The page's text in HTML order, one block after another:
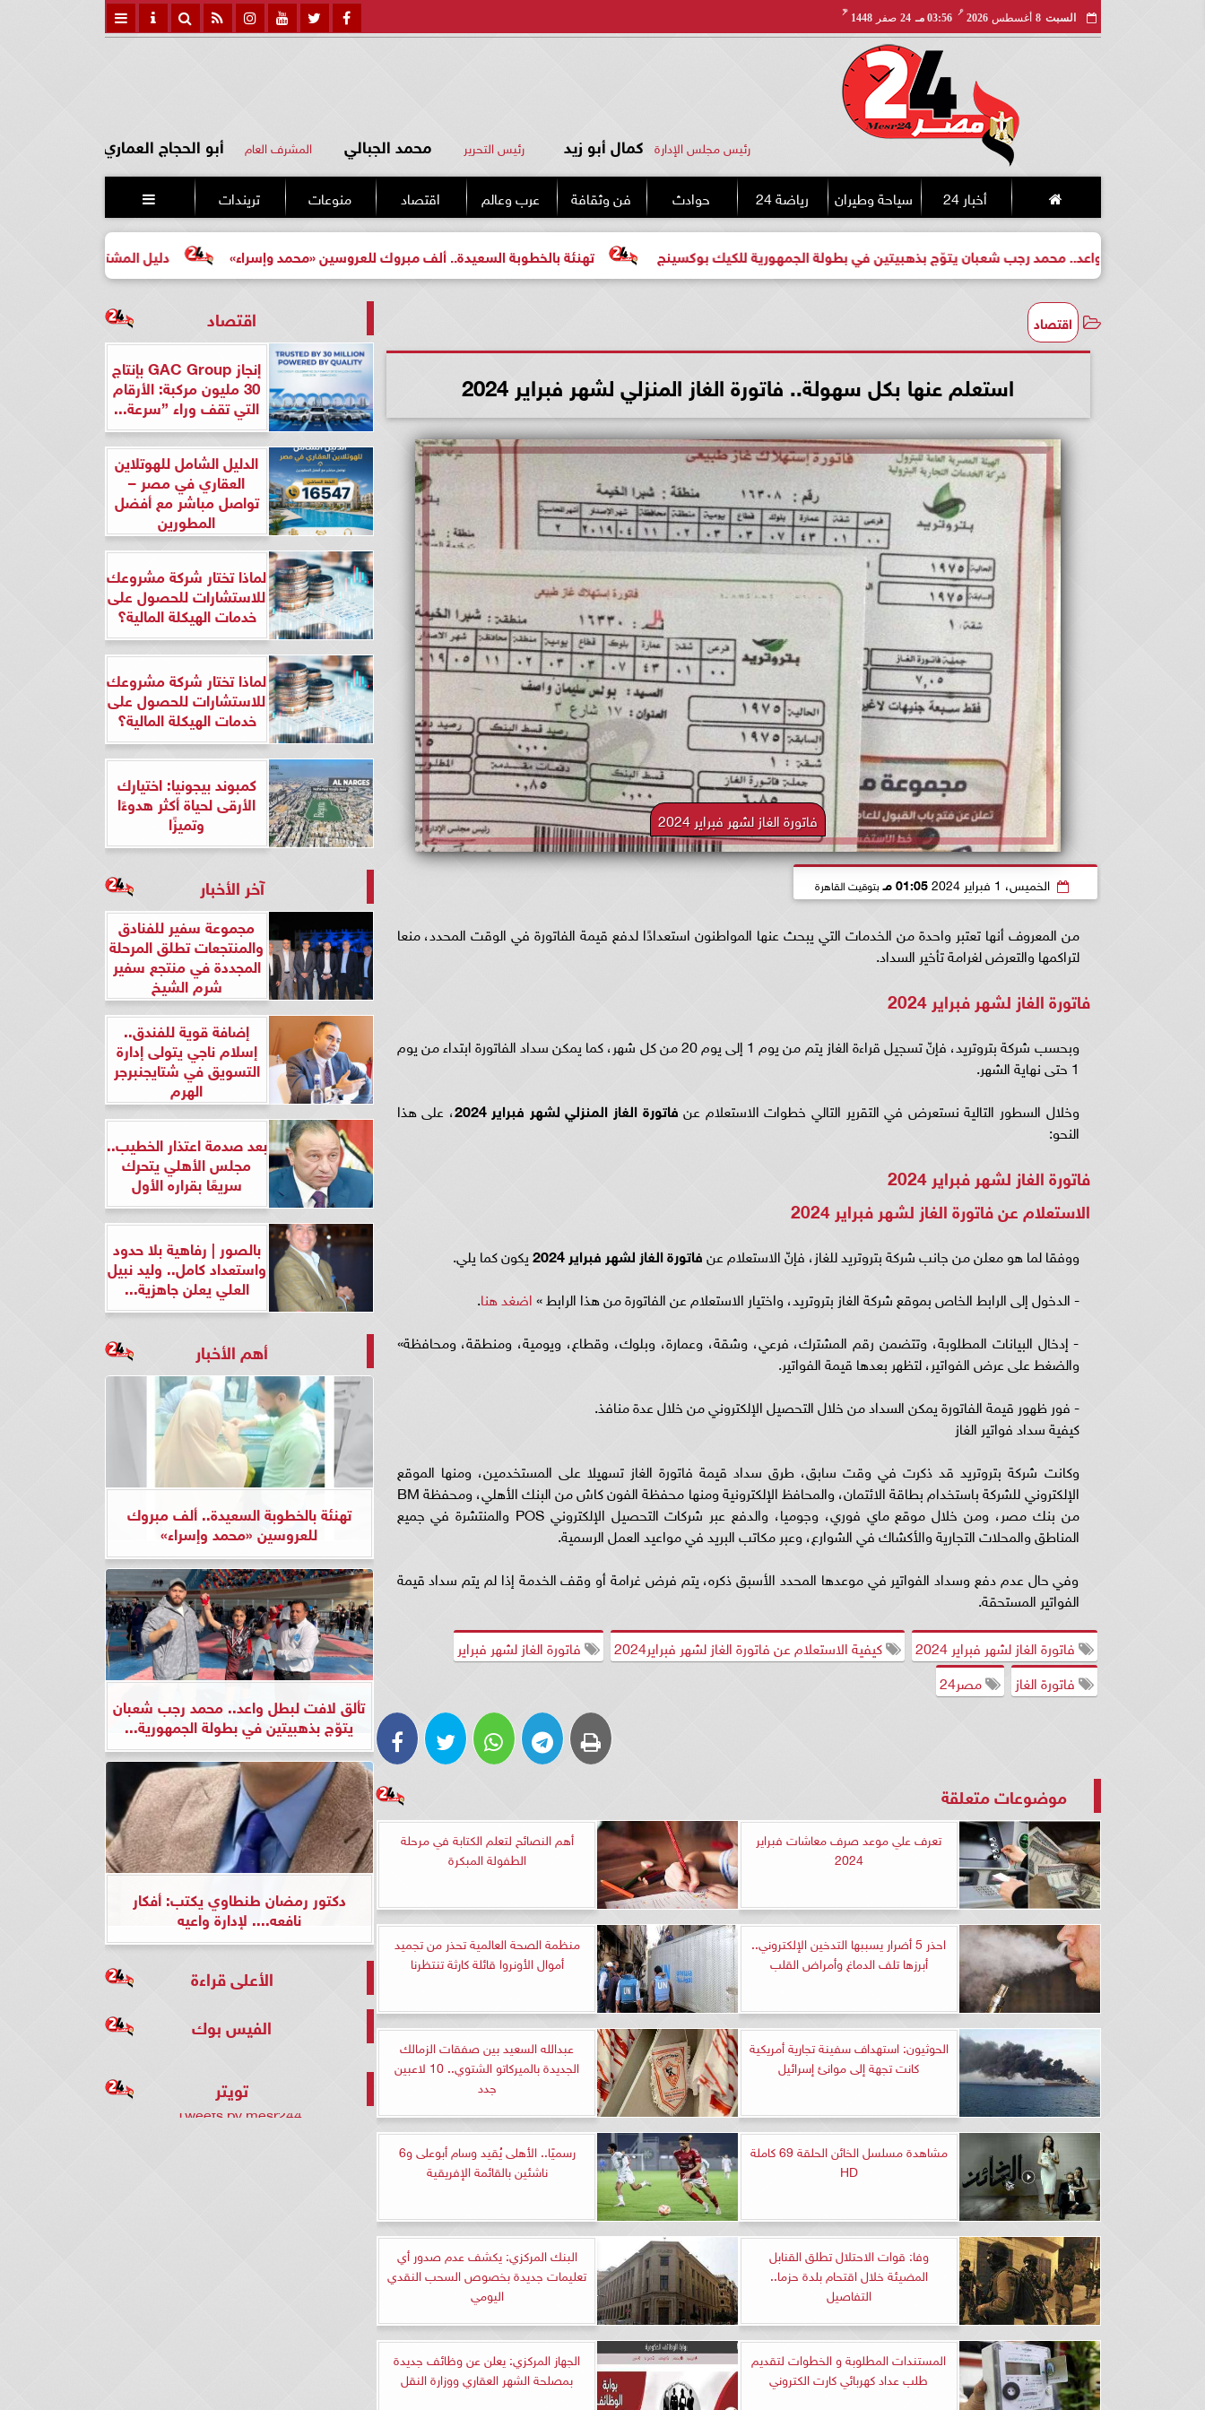
السبت 8 أغسطس 2026
مـ
03:56 مـ 24 صفر 1448
هـ
رئيس مجلس الإدارة كمال أبو زيد رئيس التحرير محمد الجبالي المشرف العام أبو الحجاج العماري
أخبار 24 سياحة وطيران رياضة 24 حوادث فن وثقافة عرب وعالم اقتصاد منوعات تريندات 
دليل المشتري لأول مرة لاختيار مشروع تهنئة بالخطوبة السعيدة.. ألف مبروك للعروسين «محمد وإسراء» واعد.. محمد رجب شعبان يتوّج بذهبيتين في بطولة الجمهورية للكيك بوكسينج
اقتصاد
استعلم عنها بكل سهولة.. فاتورة الغاز المنزلي لشهر فبراير 2024
فاتورة الغاز لشهر فبراير 2024
الخميس، 1 فبراير 2024 01:05 مـ بتوقيت القاهرة
من المعروف أنها تعتبر واحدة من الخدمات التي يبحث عنها المواطنون استعدادًا لدفع قيمة الفاتورة في الوقت المحدد، منعا
لتراكمها والتعرض لغرامة تأخير السداد.
فاتورة الغاز لشهر فبراير 2024
وبحسب شركة بتروتريد، فإنّ تسجيل قراءة الغاز يتم من يوم 1 إلى يوم 20 من كل شهر، كما يمكن سداد الفاتورة ابتداء من يوم
1 حتى نهاية الشهر.
وخلال السطور التالية نستعرض في التقرير التالي خطوات الاستعلام عن فاتورة الغاز المنزلي لشهر فبراير 2024
، على هذا
النحو:
فاتورة الغاز لشهر فبراير 2024
الاستعلام عن فاتورة الغاز لشهر فبراير 2024
ووفقا لما هو معلن من جانب شركة بتروتريد للغاز، فإنّ الاستعلام عنفاتورة الغاز لشهر فبراير 2024
يكون كما يلي.
- الدخول إلى الرابط الخاص بموقع شركة الغاز بتروتريد، واختيار الاستعلام عن الفاتورة من هذا الرابط »اضغد هنا.
- إدخال البيانات المطلوبة، وتتضمن رقم المشترك، فرعي، وشقة، وعمارة، وبلوك، وقطاع، ويومية، ومنطقة، ومحافظة»
والضغط على عرض الفواتير، لتظهر بعدها قيمة الفواتير.
- فور ظهور قيمة الفاتورة يمكن السداد من خلال التحصيل الإلكتروني من خلال عدة منافذ.
كيفية سداد فواتير الغاز
وكانت شركة بتروتريد قد ذكرت في وقت سابق، طرق سداد قيمة فاتورة الغاز تسهيلا على المستخدمين، ومنها الموقع
الإلكتروني للشركة باستخدام بطاقة الائتمان، والمحافظ الإلكترونية ومنها محفظة الفون كاش من البنك الأهلي، ومحفظة BM
من بنك مصر، ومن خلال موقع ماي فوري، وجوميا، والدفع عبر شركات التحصيل الإلكتروني POS والمنتشرة في جميع
المناطق والمحلات التجارية والأكشاك في الشوارع، وعبر مكاتب البريد في مواعيد العمل الرسمية.
وفي حال عدم دفع وسداد الفواتير في موعدها المحدد الأسبق ذكره، يتم فرض غرامة أو وقف الخدمة إذا لم يتم سداد قيمة
الفواتير المستحقة.
فاتورة الغاز لشهر فبراير 2024
كيفية الاستعلام عن فاتورة الغاز لشهر فبراير2024
فاتورة الغاز لشهر فبراير
فاتورة الغاز
مصر24
موضوعات متعلقة
تعرف علي موعد صرف معاشات فبراير
2024
أهم النصائح لتعلم الكتابة في مرحلة
الطفولة المبكرة
احذر 5 أضرار يسببها التدخين الإلكتروني..
أبرزها تلف الدماغ وأمراض القلب
منظمة الصحة العالمية تحذر من تجميد
أموال الأونروا قائلة كارثة تنتظرنا
الحوثيون: استهداف سفينة تجارية أمريكية
كانت تجهة إلى موانئ إسرائيل
عبدالله السعيد بين صفقات الزمالك
الجديدة بالميركاتو الشتوي.. 10 لاعبين
جدد
مشاهدة مسلسل الخائن الحلقة 69 كاملة
HD
رسميًا.. الأهلى يُقيد وسام أبوعلى و6
ناشئين بالقائمة الإفريقية
وفا: قوات الاحتلال تطلق القنابل
المضيئة خلال اقتحام بلدة حزما..
التفاصيل
البنك المركزي: يكشف عدم صدور أي
تعليمات جديدة بخصوص السحب النقدي
اليومي
المستندات المطلوبة و الخطوات لتقديم
طلب عداد كهربائي كارت الكتروني
الجهاز المركزي: يعلن عن وظائف جديدة
بمصلحة الشهر العقاري ووزارة النقل
اقتصاد
إنجاز GAC Group بإنتاج
30 مليون مركبة: الأرقام
التي تقف وراء ”سرعة...
الدليل الشامل للهوتلاين
العقاري في مصر –
تواصل مباشر مع أفضل
المطورين
لماذا تختار شركة مشروعك
للاستشارات للحصول على
خدمات الهيكلة المالية؟
لماذا تختار شركة مشروعك
للاستشارات للحصول على
خدمات الهيكلة المالية؟
كمبوند بيجونيا: اختيارك
الأرقى لحياة أكثر هدوءًا
وتميزًا
آخر الأخبار
مجموعة سفير للفنادق
والمنتجعات تطلق المرحلة
المجددة في منتجع سفير
شرم الشيخ
إضافة قوية للفندق..
إسلام ناجي يتولى إدارة
التسويق في شتايجنبرجر
الهرم
بعد صدمة اعتذار الخطيب..
مجلس الأهلي يتحرك
سريعًا بقراره الأول
بالصور | رفاهية بلا حدود
واستعداد كامل.. وليد نبيل
العلي يعلن جاهزية...
أهم الأخبار
تهنئة بالخطوبة السعيدة.. ألف مبروك
للعروسين «محمد وإسراء»
تألق لافت لبطل واعد.. محمد رجب شعبان
يتوّج بذهبيتين في بطولة الجمهورية...
دكتور رمضان طنطاوي يكتب: أفكار
نافعه.... لإدارة واعيه
الأعلى قراءة
الفيس بوك
تويتر
Tweets by mesr244